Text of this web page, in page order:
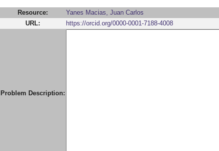
Resource
Yanes Macias, Juan Carlos
URL
https://orcid.org/0000-0001-7188-4008
Problem Description